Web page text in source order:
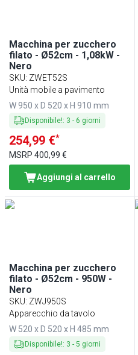
Macchina per zucchero
filato - Ø52cm - 1,08kW -
Nero
SKU: ZWET52S
Unità mobile a pavimento
W 950 x D 520 x H 910 mm
Disponibile!: 3 - 6 giorni
254,99 €*
MSRP 400,99 €
Aggiungi al carrello
Macchina per zucchero
filato - Ø52cm - 950W -
Nero
SKU: ZWJ950S
Apparecchio da tavolo
W 520 x D 520 x H 485 mm
Disponibile!: 3 - 5 giorni